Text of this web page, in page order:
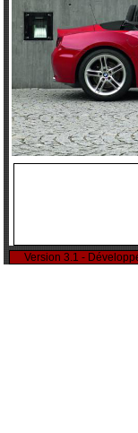
Version 3.1 -